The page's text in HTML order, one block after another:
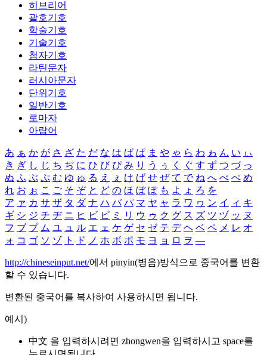
히브리어
괄호기호
학술기호
기술기호
첨자기호
라틴문자
러시아문자
단위기호
일반기호
로마자
아랍어
あ ぁ か が さ ざ た だ な は ば ぱ ま や ゃ ら わ ゎ ん い ぃ
き ぎ し じ ち ぢ に ひ び ぴ み り う ぅ く ぐ す ず つ づ っ
ぬ ふ ぶ ぷ む ゆ ゅ る え ぇ け げ せ ぜ て で ね へ べ ぺ め
れ お ぉ こ ご そ ぞ と ど の ほ ぼ ぽ も よ ょ ろ を
ア ァ カ サ ザ タ ダ ナ ハ バ パ マ ヤ ャ ラ ワ ヮ ン イ ィ キ
ギ シ ジ チ ヂ ニ ヒ ビ ピ ミ リ ウ ゥ ク グ ス ズ ツ ヅ ッ ヌ
フ ブ プ ム ユ ュ ル エ ェ ケ ゲ セ ゼ テ デ ヘ ベ ペ メ レ オ
ォ コ ゴ ソ ゾ ト ド ノ ホ ボ ポ モ ヨ ョ ロ ヲ ―
http://chineseinput.net/에서 pinyin(병음)방식으로 중국어를 변환
할 수 있습니다.
변환된 중국어를 복사하여 사용하시면 됩니다.
예시)
中文 을 입력하시려면 zhongwen을 입력하시고 space를